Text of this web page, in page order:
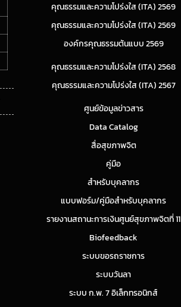
คุณธรรมและความโปร่งใส (ITA) 2569
คุณธรรมและความโปร่งใส (ITA) 2569
องค์กรคุณธรรมต้นแบบ 2569
คุณธรรมและความโปร่งใส (ITA) 2568
คุณธรรมและความโปร่งใส (ITA) 2567
ศูนย์ข้อมูลข่าวสาร
Data Catalog
สื่อสุขภาพจิต
คู่มือ
สำหรับบุคลากร
แบบฟอร์ม/คู่มือสำหรับบุคลากร
รายงานสถานะการเงินศูนย์สุขภาพจิตที่ 11
Biofeedback
ระบบขอรถราชการ
ระบบวันลา
ระบบ ก.พ. 7 อิเล็กทรอนิกส์